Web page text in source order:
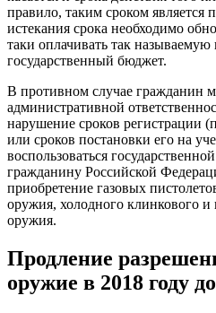
правило, таким сроком является
истекания срока необходимо
таки оплачивать так
государственный бюджет.
В противном случае гражданин
административной
нарушение сроков регистрации
или сроков постановки его на
воспользоваться
гражданину Российской
приобретение газовых
оружия, холодного клинкового и
оружия.
Продление
оружие в 2018 году